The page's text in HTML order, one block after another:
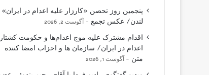
پنجمین روز تحصن «کارزار علیه اعدام در ایران»
لندن/ عکس تجمع
آگوست 2, 2026
اقدام مشترک علیه موج اعدام‌ها و حکومت
اعدام در ایران/ سازمان ها و احزاب امضا کننده
متن
آگوست 1, 2026